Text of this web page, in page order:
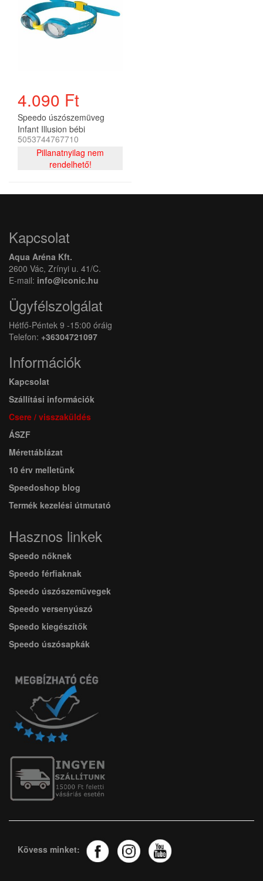
4.090 Ft
Speedo úszószemüveg
Infant Illusion bébi
5053744767710
Pillanatnyilag nem
rendelhető!
Kapcsolat
Aqua Aréna Kft.
2600 Vác, Zrínyi u. 41/C.
E-mail: info@iconic.hu
Ügyfélszolgálat
Hétfő-Péntek 9 -15:00 óráig
Telefon: +36304721097
Információk
Kapcsolat
Szállítási információk
Csere / visszaküldés
ÁSZF
Mérettáblázat
10 érv melletünk
Speedoshop blog
Termék kezelési útmutató
Hasznos linkek
Speedo nőknek
Speedo férfiaknak
Speedo úszószemüvegek
Speedo versenyúszó
Speedo kiegészítők
Speedo úszósapkák
Kövess minket: